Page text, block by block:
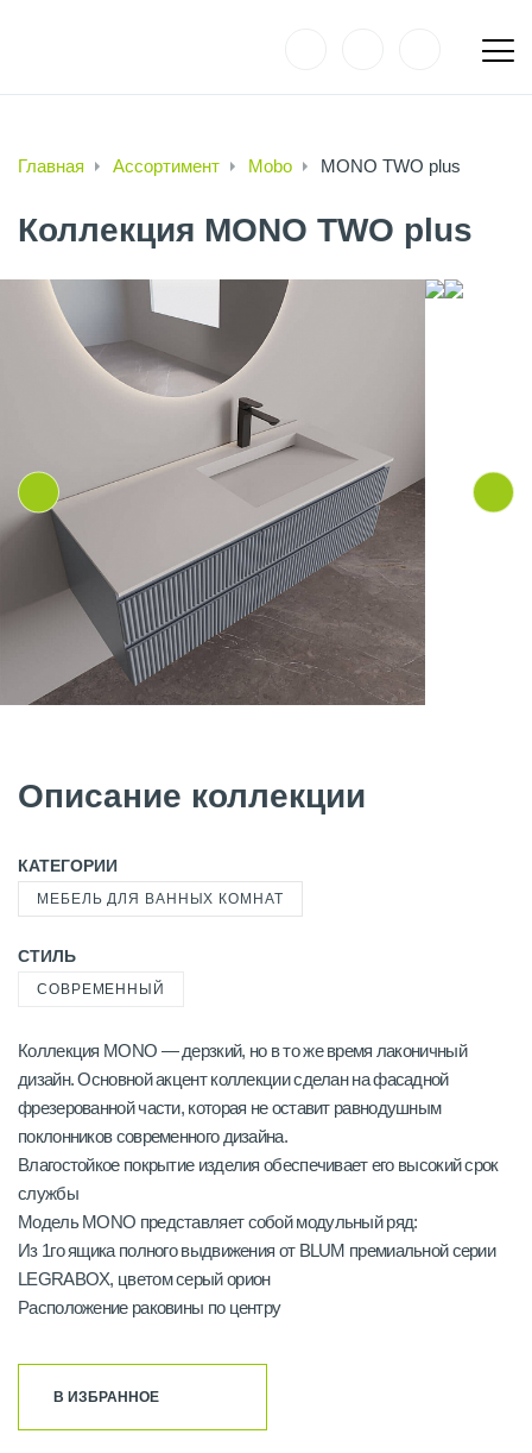
Главная Ассортимент Mobo MONO TWO plus
Коллекция MONO TWO plus
Описание коллекции
КАТЕГОРИИ
МЕБЕЛЬ ДЛЯ ВАННЫХ КОМНАТ
СТИЛЬ
СОВРЕМЕННЫЙ
Коллекция MONO — дерзкий, но в то же время лаконичный
дизайн. Основной акцент коллекции сделан на фасадной
фрезерованной части, которая не оставит равнодушным
поклонников современного дизайна.
Влагостойкое покрытие изделия обеспечивает его высокий срок
службы
Модель MONO представляет собой модульный ряд:
Из 1го ящика полного выдвижения от BLUM премиальной серии
LEGRABOX, цветом серый орион
Расположение раковины по центру
В ИЗБРАННОЕ